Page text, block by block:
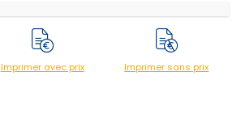
Imprimer avec prix Imprimer sans prix